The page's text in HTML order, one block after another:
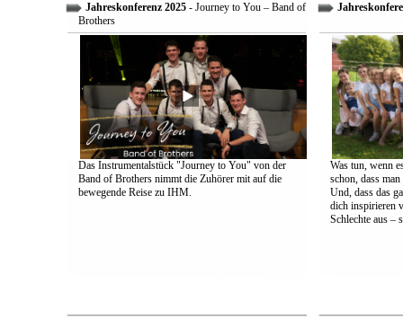
Jahreskonferenz 2025- Journey to You – Band of
Brothers
Das Instrumentalstück "Journey to You" von der
Band of Brothers nimmt die Zuhörer mit auf die
bewegende Reise zu IHM.
Was tun, wenn
schon, dass
Und, dass das
dich inspirieren
Schlechte aus –